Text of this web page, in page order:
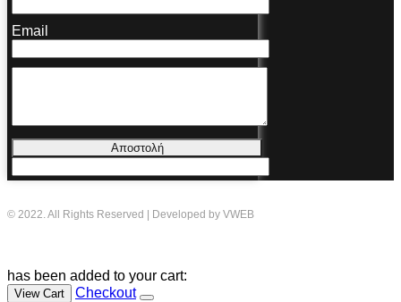
Email
Αποστολή
© 2022. All Rights Reserved | Developed by VWEB
has been added to your cart:
View Cart Checkout